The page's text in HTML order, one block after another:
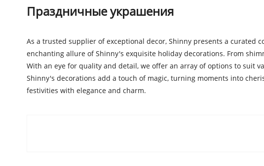
Праздничные украшения
As a trusted supplier of exceptional decor, Shinny presents a curated
enchanting allure of Shinny's exquisite holiday decorations. From
With an eye for quality and detail, we offer an array of options to suit
Shinny's decorations add a touch of magic, turning moments into
festivities with elegance and charm.